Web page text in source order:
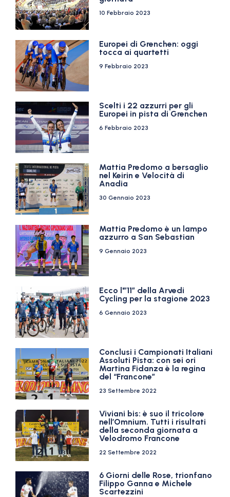
10 Febbraio 2023
Europei di Grenchen: oggi
tocca ai quartetti
9 Febbraio 2023
Scelti i 22 azzurri per gli
Europei in pista di Grenchen
6 Febbraio 2023
Mattia Predomo a bersaglio
nel Keirin e Velocità di
Anadia
30 Gennaio 2023
Mattia Predomo è un lampo
azzurro a San Sebastian
9 Gennaio 2023
Ecco l'”11″ della Arvedi
Cycling per la stagione 2023
6 Gennaio 2023
Conclusi i Campionati Italiani
Assoluti Pista: con sei ori
Martina Fidanza è la regina
del “Francone”
23 Settembre 2022
Viviani bis: è suo il tricolore
nell’Omnium. Tutti i risultati
della seconda giornata a
Velodromo Francone
22 Settembre 2022
6 Giorni delle Rose, trionfano
Filippo Ganna e Michele
Scartezzini